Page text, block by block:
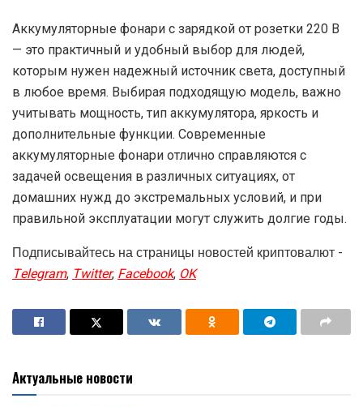
Аккумуляторные фонари с зарядкой от розетки 220 В
— это практичный и удобный выбор для людей,
которым нужен надежный источник света, доступный
в любое время. Выбирая подходящую модель, важно
учитывать мощность, тип аккумулятора, яркость и
дополнительные функции. Современные
аккумуляторные фонари отлично справляются с
задачей освещения в различных ситуациях, от
домашних нужд до экстремальных условий, и при
правильной эксплуатации могут служить долгие годы.
Подписывайтесь на страницы новостей криптовалют -
Telegram,Twitter,Facebook,OK
Актуальные новости